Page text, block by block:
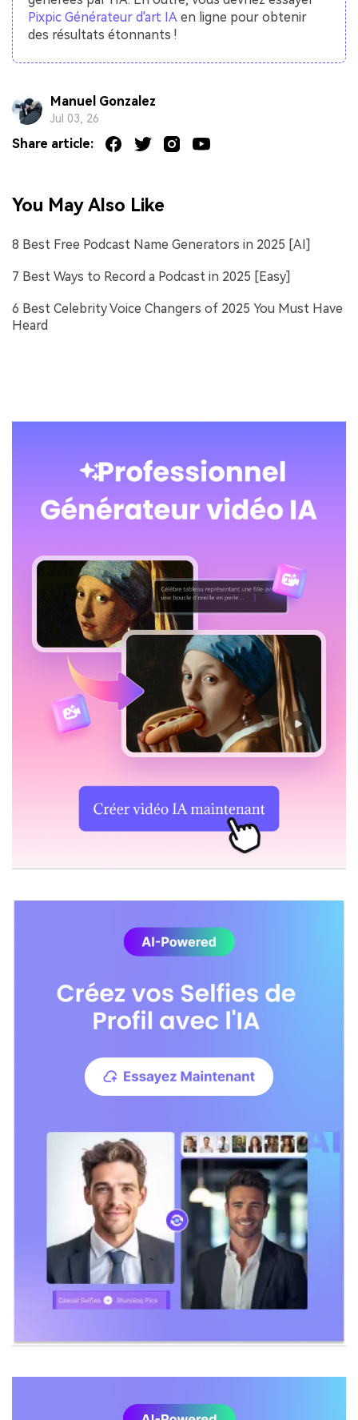
Pixpic Générateur d'art IA en ligne pour obtenir
des résultats étonnants !
Manuel Gonzalez
Jul 03, 26
Share article:
You May Also Like
8 Best Free Podcast Name Generators in 2025 [AI]
7 Best Ways to Record a Podcast in 2025 [Easy]
6 Best Celebrity Voice Changers of 2025 You Must Have
Heard